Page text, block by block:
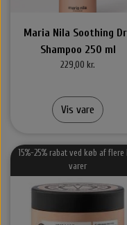
Maria Nila Soothing
Shampoo 250 ml
229,00 kr.
Vis vare
15%-25% rabat ved køb af flere
varer